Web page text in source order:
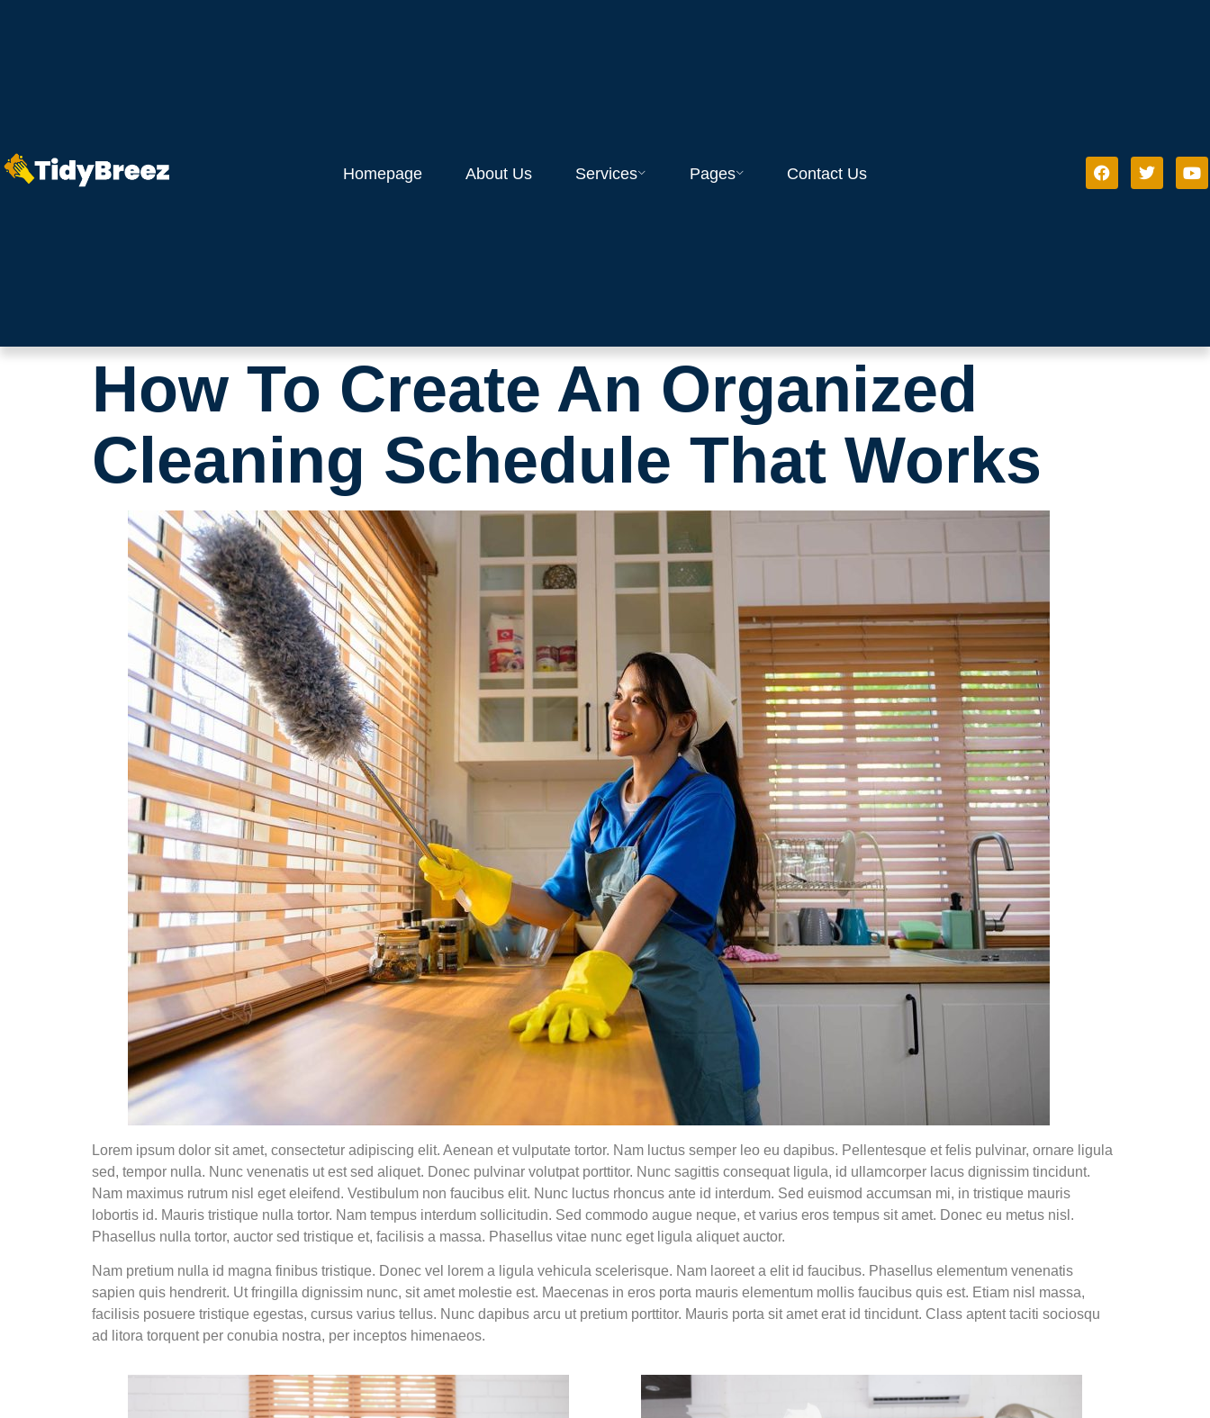
Homepage About Us Services Pages Contact Us
How To Create An Organized
Cleaning Schedule That Works
Lorem ipsum dolor sit amet, consectetur adipiscing elit. Aenean et vulputate tortor. Nam luctus semper leo eu dapibus. Pellentesque et felis pulvinar, ornare ligula
sed, tempor nulla. Nunc venenatis ut est sed aliquet. Donec pulvinar volutpat porttitor. Nunc sagittis consequat ligula, id ullamcorper lacus dignissim tincidunt.
Nam maximus rutrum nisl eget eleifend. Vestibulum non faucibus elit. Nunc luctus rhoncus ante id interdum. Sed euismod accumsan mi, in tristique mauris
lobortis id. Mauris tristique nulla tortor. Nam tempus interdum sollicitudin. Sed commodo augue neque, et varius eros tempus sit amet. Donec eu metus nisl.
Phasellus nulla tortor, auctor sed tristique et, facilisis a massa. Phasellus vitae nunc eget ligula aliquet auctor.
Nam pretium nulla id magna finibus tristique. Donec vel lorem a ligula vehicula scelerisque. Nam laoreet a elit id faucibus. Phasellus elementum venenatis
sapien quis hendrerit. Ut fringilla dignissim nunc, sit amet molestie est. Maecenas in eros porta mauris elementum mollis faucibus quis est. Etiam nisl massa,
facilisis posuere tristique egestas, cursus varius tellus. Nunc dapibus arcu ut pretium porttitor. Mauris porta sit amet erat id tincidunt. Class aptent taciti sociosqu
ad litora torquent per conubia nostra, per inceptos himenaeos.